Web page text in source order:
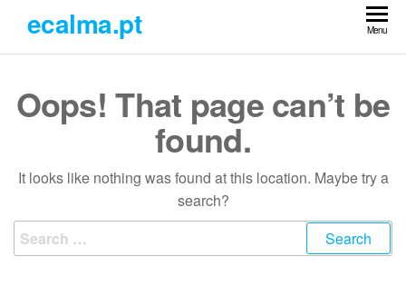
the
ecalma.pt Menu
Oops! That page can’t be
found.
It looks like nothing was found at this location. Maybe try a
search?
for: